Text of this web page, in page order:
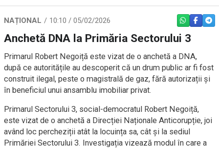
NAȚIONAL 10:10 / 05/02/2026 WHATSAPP
Anchetă DNA la Primăria Sectorului 3
Primarul Robert Negoiță este vizat de o anchetă a DNA,
după ce autoritățile au descoperit că un drum public ar fi fost
construit ilegal, peste o magistrală de gaz, fără autorizații și
în beneficiul unui ansamblu imobiliar privat.
Primarul Sectorului 3, social-democratul Robert Negoiță,
este vizat de o anchetă a Direcției Naționale Anticorupție, joi
având loc percheziții atât la locuința sa, cât și la sediul
Primăriei Sectorului 3. Investigația vizează modul în care a